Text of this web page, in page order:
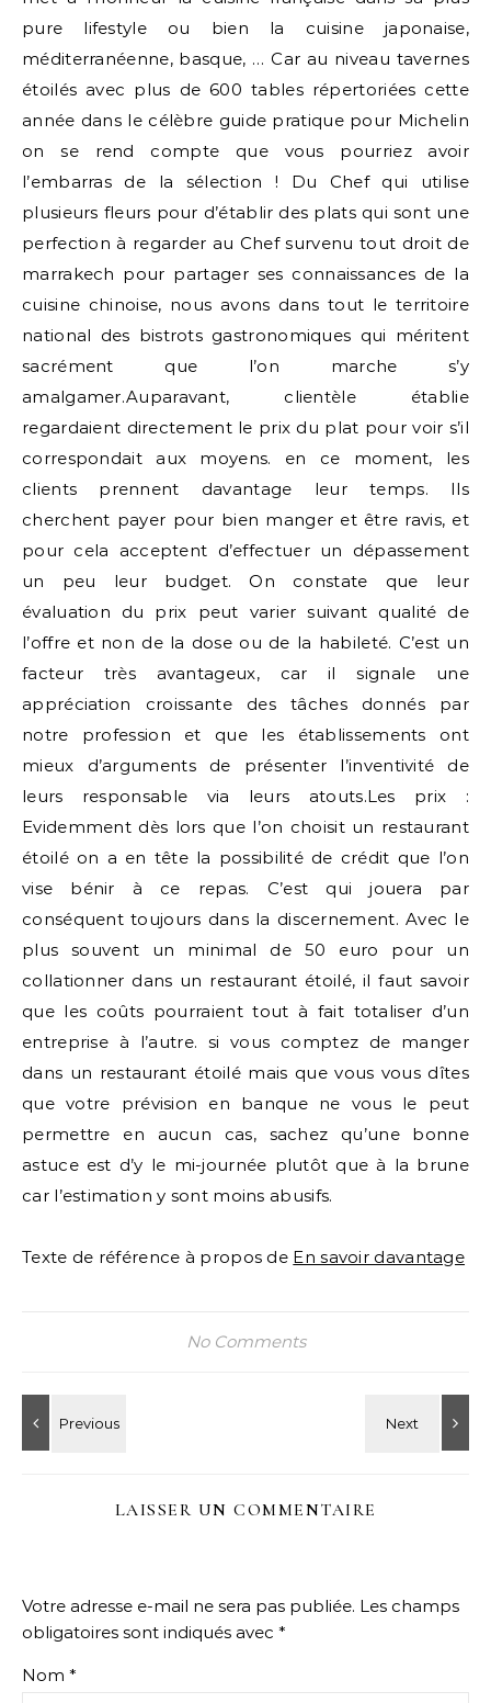
pure lifestyle ou bien la cuisine japonaise,
méditerranéenne, basque, … Car au niveau tavernes
étoilés avec plus de 600 tables répertoriées cette
année dans le célèbre guide pratique pour Michelin
on se rend compte que vous pourriez avoir
l’embarras de la sélection ! Du Chef qui utilise
plusieurs fleurs pour d’établir des plats qui sont une
perfection à regarder au Chef survenu tout droit de
marrakech pour partager ses connaissances de la
cuisine chinoise, nous avons dans tout le territoire
national des bistrots gastronomiques qui méritent
sacrément que l’on marche s’y
amalgamer.Auparavant, clientèle établie
regardaient directement le prix du plat pour voir s’il
correspondait aux moyens. en ce moment, les
clients prennent davantage leur temps. Ils
cherchent payer pour bien manger et être ravis, et
pour cela acceptent d’effectuer un dépassement
un peu leur budget. On constate que leur
évaluation du prix peut varier suivant qualité de
l’offre et non de la dose ou de la habileté. C’est un
facteur très avantageux, car il signale une
appréciation croissante des tâches donnés par
notre profession et que les établissements ont
mieux d’arguments de présenter l’inventivité de
leurs responsable via leurs atouts.Les prix :
Evidemment dès lors que l’on choisit un restaurant
étoilé on a en tête la possibilité de crédit que l’on
vise bénir à ce repas. C’est qui jouera par
conséquent toujours dans la discernement. Avec le
plus souvent un minimal de 50 euro pour un
collationner dans un restaurant étoilé, il faut savoir
que les coûts pourraient tout à fait totaliser d’un
entreprise à l’autre. si vous comptez de manger
dans un restaurant étoilé mais que vous vous dîtes
que votre prévision en banque ne vous le peut
permettre en aucun cas, sachez qu’une bonne
astuce est d’y le mi-journée plutôt que à la brune
car l’estimation y sont moins abusifs.
Texte de référence à propos de En savoir davantage
No Comments
LAISSER UN COMMENTAIRE
Votre adresse e-mail ne sera pas publiée. Les champs
obligatoires sont indiqués avec *
Nom *